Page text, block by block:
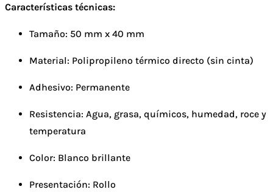
Características técnicas:
Tamaño: 50 mm x 40 mm
Material: Polipropileno térmico directo (sin cinta)
Adhesivo: Permanente
Resistencia: Agua, grasa, químicos, humedad, roce y
temperatura
Color: Blanco brillante
Presentación: Rollo